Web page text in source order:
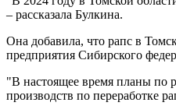
– рассказала Булкина.
Она добавила, что рапс в
предприятия Сибирского
"В настоящее время планы по
производств по переработке